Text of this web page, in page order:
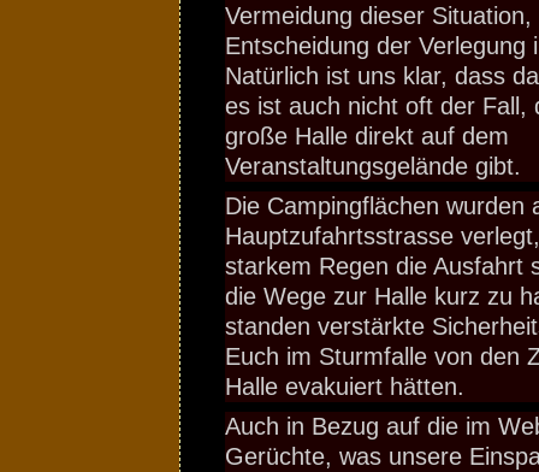
Vermeidung dieser
Entscheidung der Verlegung
Natürlich ist uns klar, dass
es ist auch nicht oft der Fall,
große Halle direkt auf dem
Veranstaltungsgelände gibt.
Die Campingflächen wurden
Hauptzufahrtsstrasse
starkem Regen die Ausfahrt
die Wege zur Halle kurz zu
standen verstärkte
Euch im Sturmfalle von den
Halle evakuiert hätten.
Auch in Bezug auf die im
Gerüchte, was unsere